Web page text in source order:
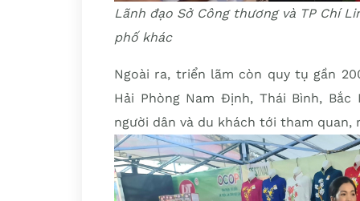
Lãnh đạo Sở Công thương và TP Chí
phố khác
Ngoài ra, triển lãm còn quy tụ gần
Hải Phòng Nam Định, Thái Bình,
người dân và du khách tới tham quan,